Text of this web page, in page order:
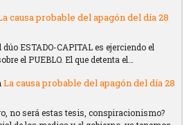
causa probable del apagón del día 28
dúo ESTADO-CAPITAL es ejerciendo el
el PUEBLO. El que detenta el…
La causa probable del apagón del día 28
no será estas tesis, conspiracionismo?